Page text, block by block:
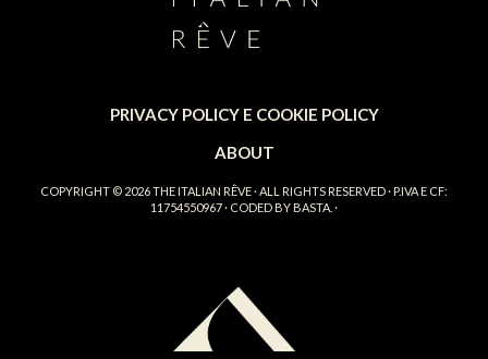
PRIVACY POLICY E COOKIE POLICY
ABOUT
COPYRIGHT © 2026THE ITALIAN RÊVE· ALL RIGHTS RESERVED · P.IVA E CF:
11754550967 · CODED BY BASTA. ·